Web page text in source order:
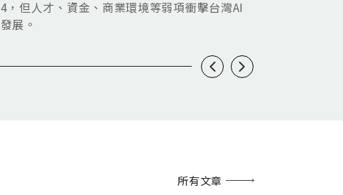
4，但人才、資金、商業環境等弱項衝擊台灣AI
發展。
所有文章